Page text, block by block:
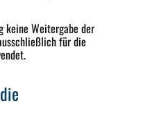
keine Weitergabe der
für die